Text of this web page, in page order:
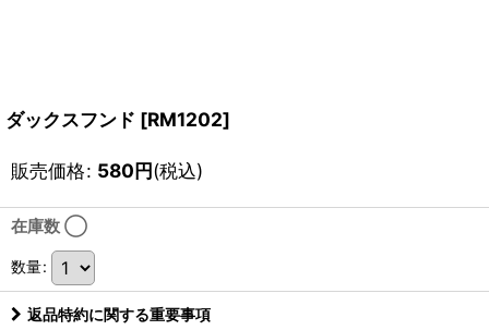
ダックスフンド [RM1202]
販売価格: 580円(税込)
在庫数 ◯
数量:
返品特約に関する重要事項